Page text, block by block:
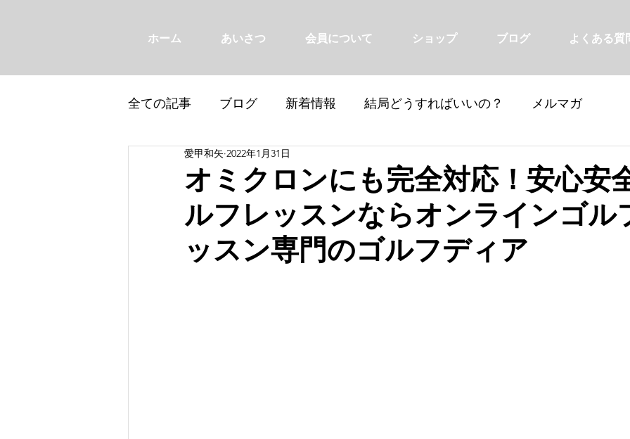
ホーム あいさつ 会員について ショップ ブログ よくある質
全ての記事 ブログ 新着情報 結局どうすればいいの？ メルマガ
オミクロンにも完全対応！安心安
ルフレッスンならオンラインゴル
ッスン専門のゴルフディア
愛甲和矢 2022年1月31日